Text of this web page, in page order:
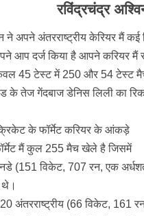
रविंद्रचंद्र
ने अपने अंतरराष्ट्रीय केरियरमैं कई
आप दर्ज किया है आपने करियर मैं
45 टेस्ट में 250 और 54 टेस्ट
के तेज गेंदबाज डेनिस लिली का
के फॉर्मेट करियर के आंकड़े
मैं कुल 255 मैच खेले है जिसमें
(151 विकेट, 707 रन, एक
थे।
अंतरराष्ट्रीय (66 विकेट, 161